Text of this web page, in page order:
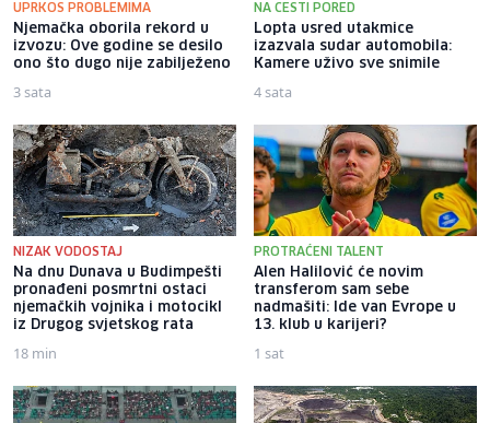
UPRKOS PROBLEMIMA
Njemačka oborila rekord u
izvozu: Ove godine se desilo
ono što dugo nije zabilježeno
3 sata
NA CESTI PORED
Lopta usred utakmice
izazvala sudar automobila:
Kamere uživo sve snimile
4 sata
NIZAK VODOSTAJ
Na dnu Dunava u Budimpešti
pronađeni posmrtni ostaci
njemačkih vojnika i motocikl
iz Drugog svjetskog rata
18 min
PROTRAĆENI TALENT
Alen Halilović će novim
transferom sam sebe
nadmašiti: Ide van Evrope u
13. klub u karijeri?
1 sat